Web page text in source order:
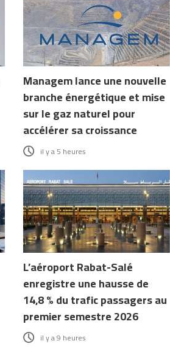
Managem lance une nouvelle
branche énergétique et mise
sur le gaz naturel pour
accélérer sa croissance
il y a 5 heures
L’aéroport Rabat-Salé
enregistre une hausse de
14,8 % du trafic passagers au
premier semestre 2026
il y a 9 heures